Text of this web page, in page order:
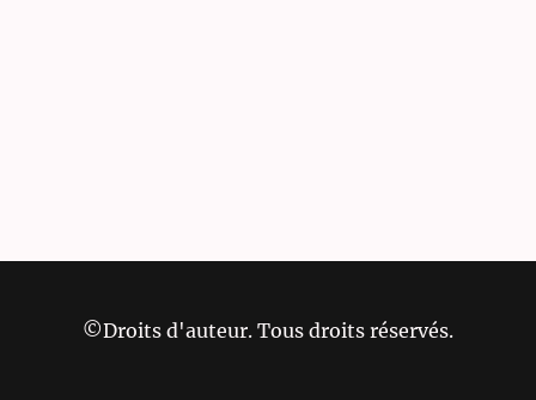
©Droits d'auteur. Tous droits réservés.